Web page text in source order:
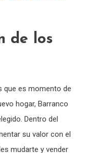
de los
que es momento de
hogar, Barranco
Dentro del
su valor con el
mudarte y vender